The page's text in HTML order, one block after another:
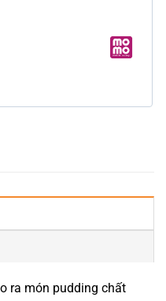
ra món pudding chất